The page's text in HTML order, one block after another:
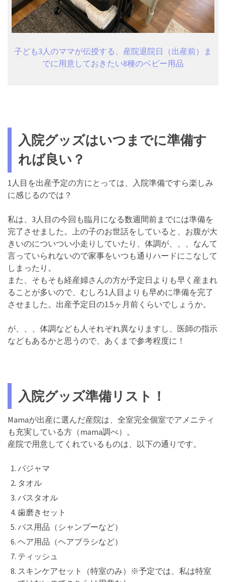
子ども3人のママが伝授する、産院退院日（出産前）ま
でに用意しておきたい8種のベビー用品
入院グッズはいつまでに準備す
れば良い？
1人目を出産予定の方にとっては、入院準備ですら楽しみ
に感じるのでは？
私は、3人目の今回も臨月になる数週間前までには準備を
完了させました。上の子のお世話をしていると、お腹が大
きいのについつい小走りしていたり、体調が、、、なんて
言っていられないので家事をいつも通りハードにこなして
しまったり。
また、そもそも経産婦さんの方が予定日よりも早く産まれ
ることが多いので、むしろ1人目よりも早めに準備を完了
させました。出産予定日の1.5ヶ月前くらいでしょうか。
が、、、体調なども人それぞれ異なりますし、医師の指示
などもあるかと思うので、あくまで参考程度に！
入院グッズ準備リスト！
Mamaが出産に選んだ産院は、全室完全個室でアメニティ
も充実している方（mama調べ）。
産院で用意してくれているものは、以下の通りです。
パジャマ
タオル
バスタオル
歯磨きセット
バス用品（シャンプーなど）
ヘア用品（ヘアブラシなど）
ティッシュ
スキンケアセット（特室のみ）※予定では、私は特室